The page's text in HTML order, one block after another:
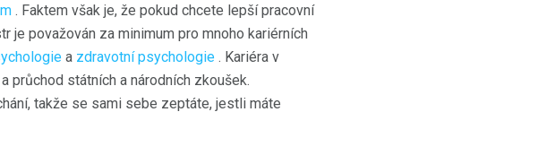
. Faktem však je, že pokud chcete lepší pracovní
považován za minimum pro mnoho kariérních
a zdravotní psychologie . Kariéra v
průchod státních a národních zkoušek.
takže se sami sebe zeptáte, jestli máte